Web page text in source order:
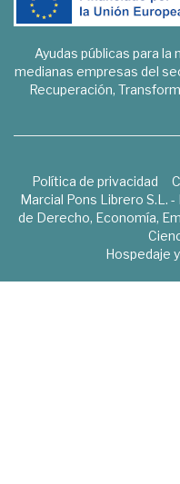
Ayudas públicas para la
medianas empresas del
Recuperación,
Política de privacidad
Marcial Pons Librero S.L.
de Derecho, Economía,
Hospedaje